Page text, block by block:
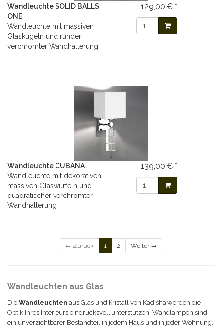
Wandleuchte SOLID BALLS
ONE
Wandleuchte mit massiven
Glaskugeln und runder
verchromter Wandhalterung
129,00 € *
Wandleuchte CUBANA
Wandleuchte mit dekorativen
massiven Glaswürfeln und
quadratischer verchromter
Wandhalterung
139,00 € *
← Zurück 1 2 Weiter →
Wandleuchten aus Glas
Die Wandleuchten aus Glas und Kristall von Kadisha werden die
Optik Ihres Interieurs eindrucksvoll unterstützen. Wandlampen sind
ein unverzichtbarer Bestandteil in jedem Haus und in jeder Wohnung,